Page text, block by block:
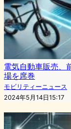
電気自動車販売、
場を席巻
モビリティーニュース
2024年5月14日15:17